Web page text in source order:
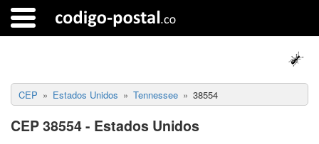
CEP Estados Unidos Tennessee 38554
CEP 38554 - Estados Unidos